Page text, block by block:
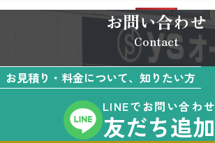
お問い合わせ
Contact
お見積り・料金について、知りたい方
LINEでお問い合わせ
友だち追加